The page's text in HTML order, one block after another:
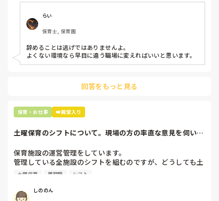
今で言う不適切保育も
仕方ないよね
もう何も言わずに
子どもの言いなりになればいいんだね
などいう意見で…
上の先生に相談することは難しそうです。
最後の職場にしようと思っていましたが
辞めることは逃げ、と、過去辞めた人も何年も言われ続けて
います
らい
保育士, 保育園
辞めることは逃げではありませんよ。
よくない環境なら早目に違う職場に変えればいいと思います。
回答をもっと見る
保育・お仕事 👑殿堂入り
土曜保育のシフトについて。現場の方の率直な意見を伺いた
保育施設の運営管理をしています。
管理している全施設のシフトを組むのですが、どうしても土
曜保育だけは入れる方が少なく、いつも苦労しています。
て入職しているはずですが、いざ勤務が始まると一日も土曜
出勤が出来ない方ばかりです。
土曜保育 管理職 シフト
しののん